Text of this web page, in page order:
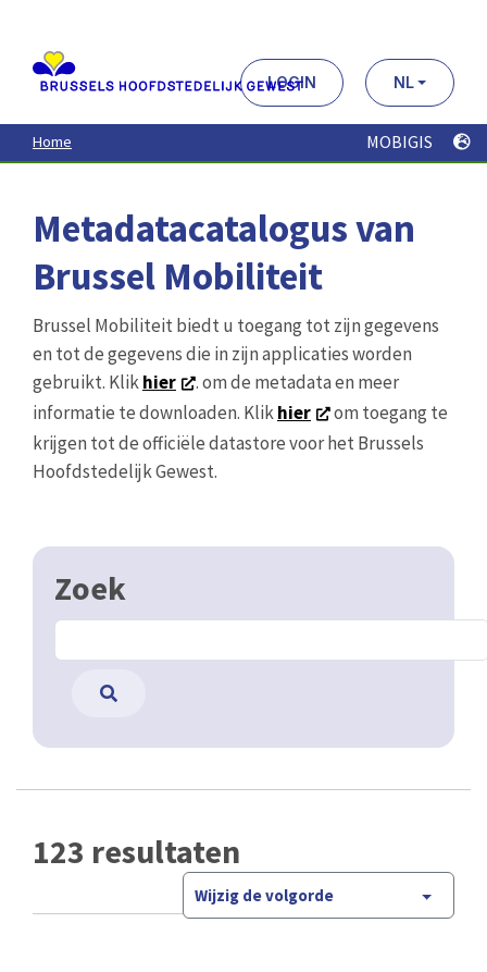
contenu
principal
LOGIN NL
Home MOBIGIS
Metadatacatalogus van
Brussel Mobiliteit
Brussel Mobiliteit biedt u toegang tot zijn gegevens
en tot de gegevens die in zijn applicaties worden
gebruikt. Klikhier
. om de metadata en meer
informatie te downloaden. Klikhier
om toegang te
krijgen tot de officiële datastore voor het Brussels
Hoofdstedelijk Gewest.
Zoek
123 resultaten
Wijzig de volgorde